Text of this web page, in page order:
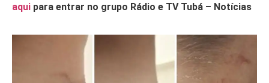
aqui para entrar no grupo Rádio e TV Tubá – Notícias